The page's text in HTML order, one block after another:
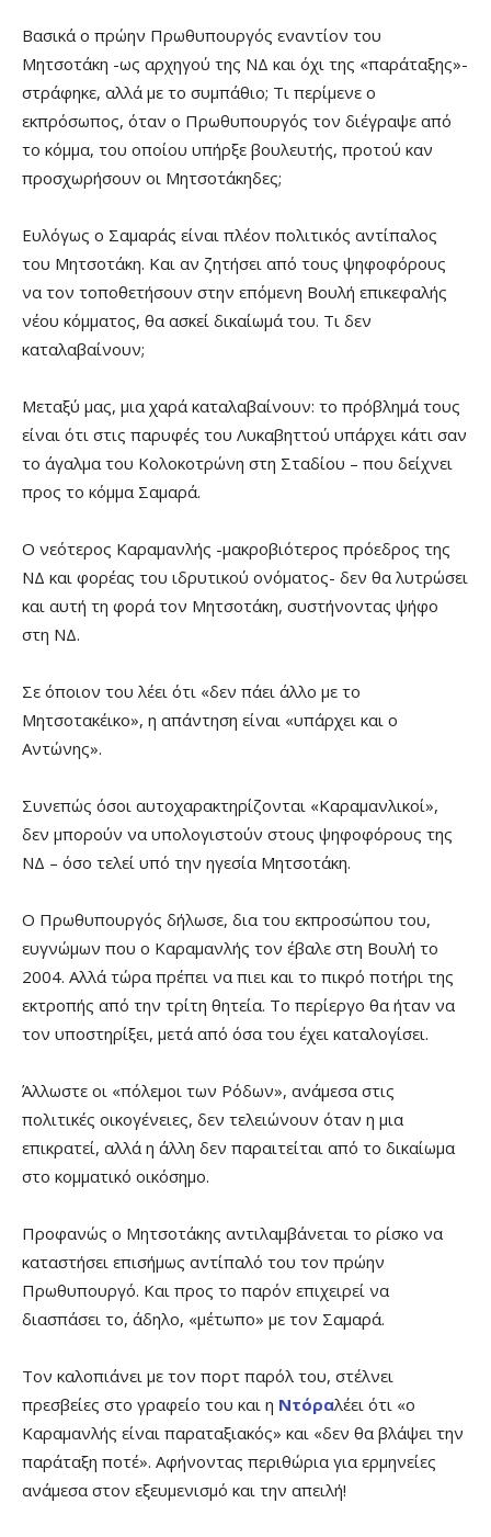
Βασικά ο πρώην Πρωθυπουργός εναντίον του
Μητσοτάκη -ως αρχηγού της ΝΔ και όχι της «παράταξης»-
στράφηκε, αλλά με το συμπάθιο; Τι περίμενε ο
εκπρόσωπος, όταν ο Πρωθυπουργός τον διέγραψε από
το κόμμα, του οποίου υπήρξε βουλευτής, προτού καν
προσχωρήσουν οι Μητσοτάκηδες;
Ευλόγως ο Σαμαράς είναι πλέον πολιτικός αντίπαλος
του Μητσοτάκη. Και αν ζητήσει από τους ψηφοφόρους
να τον τοποθετήσουν στην επόμενη Βουλή επικεφαλής
νέου κόμματος, θα ασκεί δικαίωμά του. Τι δεν
καταλαβαίνουν;
Μεταξύ μας, μια χαρά καταλαβαίνουν: το πρόβλημά τους
είναι ότι στις παρυφές του Λυκαβηττού υπάρχει κάτι σαν
το άγαλμα του Κολοκοτρώνη στη Σταδίου – που δείχνει
προς το κόμμα Σαμαρά.
Ο νεότερος Καραμανλής -μακροβιότερος πρόεδρος της
ΝΔ και φορέας του ιδρυτικού ονόματος- δεν θα λυτρώσει
και αυτή τη φορά τον Μητσοτάκη, συστήνοντας ψήφο
στη ΝΔ.
Σε όποιον του λέει ότι «δεν πάει άλλο με το
Μητσοτακέικο», η απάντηση είναι «υπάρχει και ο
Αντώνης».
Συνεπώς όσοι αυτοχαρακτηρίζονται «Καραμανλικοί»,
δεν μπορούν να υπολογιστούν στους ψηφοφόρους της
ΝΔ – όσο τελεί υπό την ηγεσία Μητσοτάκη.
Ο Πρωθυπουργός δήλωσε, δια του εκπροσώπου του,
ευγνώμων που ο Καραμανλής τον έβαλε στη Βουλή το
2004. Αλλά τώρα πρέπει να πιει και το πικρό ποτήρι της
εκτροπής από την τρίτη θητεία. Το περίεργο θα ήταν να
τον υποστηρίξει, μετά από όσα του έχει καταλογίσει.
Άλλωστε οι «πόλεμοι των Ρόδων», ανάμεσα στις
πολιτικές οικογένειες, δεν τελειώνουν όταν η μια
επικρατεί, αλλά η άλλη δεν παραιτείται από το δικαίωμα
στο κομματικό οικόσημο.
Προφανώς ο Μητσοτάκης αντιλαμβάνεται το ρίσκο να
καταστήσει επισήμως αντίπαλό του τον πρώην
Πρωθυπουργό. Και προς το παρόν επιχειρεί να
διασπάσει το, άδηλο, «μέτωπο» με τον Σαμαρά.
Τον καλοπιάνει με τον πορτ παρόλ του, στέλνει
πρεσβείες στο γραφείο του και η Ντόραλέει ότι «ο
Καραμανλής είναι παραταξιακός» και «δεν θα βλάψει την
παράταξη ποτέ». Αφήνοντας περιθώρια για ερμηνείες
ανάμεσα στον εξευμενισμό και την απειλή!